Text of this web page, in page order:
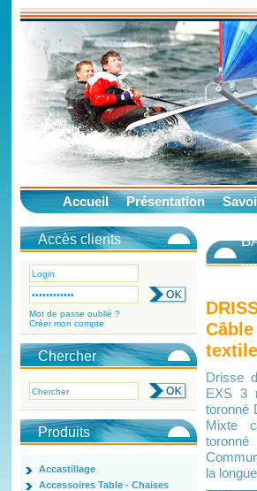
Accueil Présentation
Accès clients
Mot de passe oublié ?
Créer mon compte
Chercher
Produits
Accastillage
Accessoires Table - Chaises
Drisse
EXS 3
toronné
Mixte
la